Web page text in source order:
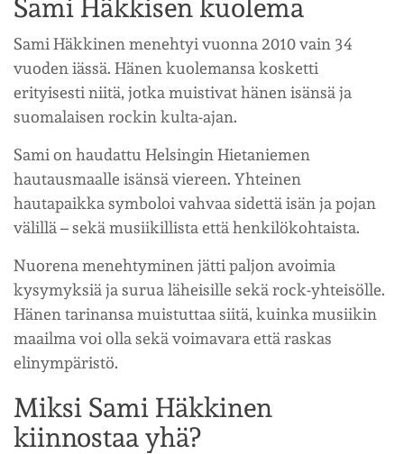
Sami Häkkisen kuolema
Sami Häkkinen menehtyi vuonna 2010 vain 34
vuoden iässä. Hänen kuolemansa kosketti
erityisesti niitä, jotka muistivat hänen isänsä ja
suomalaisen rockin kulta-ajan.
Sami on haudattu Helsingin Hietaniemen
hautausmaalle isänsä viereen. Yhteinen
hautapaikka symboloi vahvaa sidettä isän ja pojan
välillä – sekä musiikillista että henkilökohtaista.
Nuorena menehtyminen jätti paljon avoimia
kysymyksiä ja surua läheisille sekä rock-yhteisölle.
Hänen tarinansa muistuttaa siitä, kuinka musiikin
maailma voi olla sekä voimavara että raskas
elinympäristö.
Miksi Sami Häkkinen
kiinnostaa yhä?